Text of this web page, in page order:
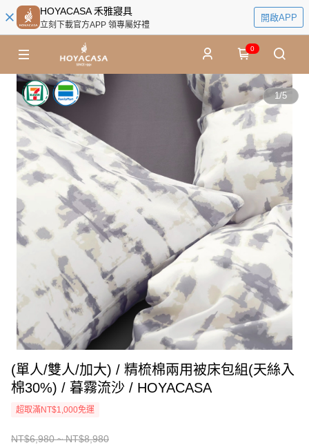
HOYACASA 禾雅寢具
立刻下載官方APP 領專屬好禮
開啟APP
0
1/5
(單人/雙人/加大) / 精梳棉兩用被床包組(天絲入
棉30%) / 暮霧流沙 / HOYACASA
超取滿NT$1,000免運
NT$6,980 ~ NT$8,980